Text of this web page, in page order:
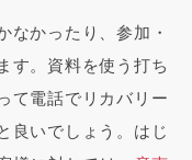
なかったり、参加・
す。資料を使う打ち
て電話でリカバリー
良いでしょう。はじ